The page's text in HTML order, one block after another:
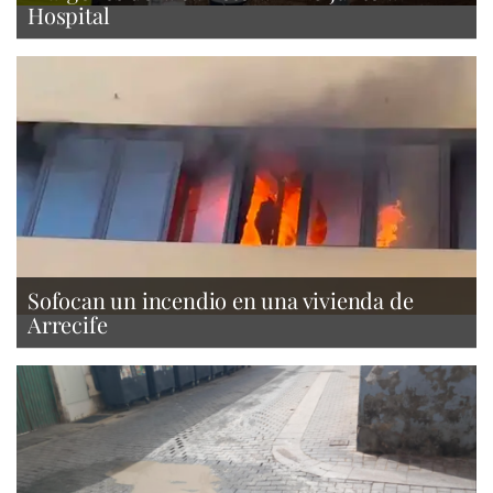
Hospital
Sofocan un incendio en una vivienda de
Arrecife